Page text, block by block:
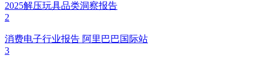
2025解压玩具品类洞察报告
2
消费电子行业报告 阿里巴巴国际站
3